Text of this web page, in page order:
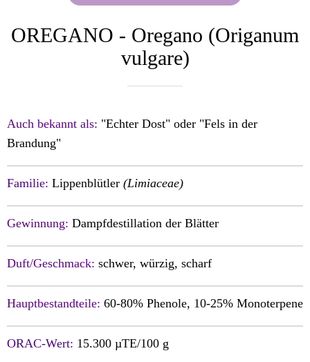
OREGANO - Oregano (Origanum
vulgare)
Auch bekannt als: "Echter Dost" oder "Fels in der
Brandung"
Familie: Lippenblütler (Limiaceae)
Gewinnung: Dampfdestillation der Blätter
Duft/Geschmack: schwer, würzig, scharf
Hauptbestandteile: 60-80% Phenole, 10-25% Monoterpene
ORAC-Wert: 15.300 µTE/100 g